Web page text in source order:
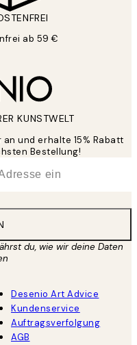
ab 59 €
KUNSTWELT
und erhalte 15% Rabatt
Bestellung!
du, wie wir deine Daten
Desenio Art Advice
Kundenservice
Auftragsverfolgung
AGB